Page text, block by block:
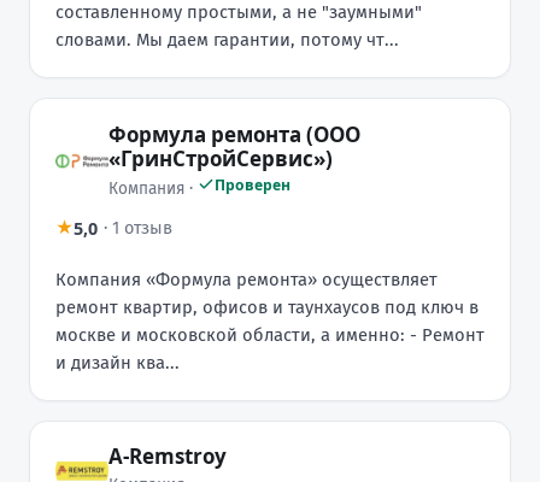
составленному простыми, а не "заумными"
словами. Мы даем гарантии, потому чт...
Формула ремонта (ООО
«ГринСтройСервис»)
Компания · Проверен
★5,0 · 1 отзыв
Компания «Формула ремонта» осуществляет
ремонт квартир, офисов и таунхаусов под ключ в
москве и московской области, а именно: - Ремонт
и дизайн ква...
A-Remstroy